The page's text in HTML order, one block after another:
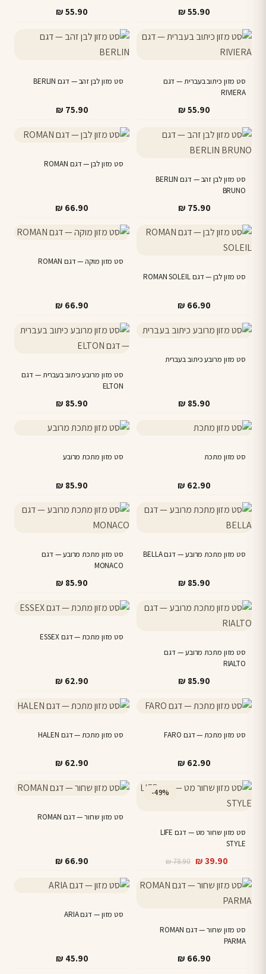
₪ 55.90
₪ 55.90
סט מזון כיתוב בעברית — דגם
RIVIERA
₪ 55.90
סט מזון לבן זהב — דגם BERLIN
₪ 75.90
סט מזון לבן זהב — דגם BERLIN
BRUNO
₪ 75.90
סט מזון לבן — דגם ROMAN
₪ 66.90
סט מזון לבן — דגם ROMAN SOLEIL
₪ 66.90
סט מזון מוקה — דגם ROMAN
₪ 66.90
סט מזון מרובע כיתוב בעברית
₪ 85.90
סט מזון מרובע כיתוב בעברית — דגם
ELTON
₪ 85.90
סט מזון מתכת
₪ 62.90
סט מזון מתכת מרובע
₪ 85.90
סט מזון מתכת מרובע — דגם BELLA
₪ 85.90
סט מזון מתכת מרובע — דגם
MONACO
₪ 85.90
סט מזון מתכת מרובע — דגם
RIALTO
₪ 85.90
סט מזון מתכת — דגם ESSEX
₪ 62.90
סט מזון מתכת — דגם FARO
₪ 62.90
סט מזון מתכת — דגם HALEN
₪ 62.90
-49%
סט מזון שחור מט — דגם LIFE
STYLE
₪78.90
המחיר
היה:
₪ 39.90
המחיר
הוא:
סט מזון שחור — דגם ROMAN
₪ 66.90
סט מזון שחור — דגם ROMAN
PARMA
₪ 66.90
סט מזון — דגם ARIA
₪ 45.90